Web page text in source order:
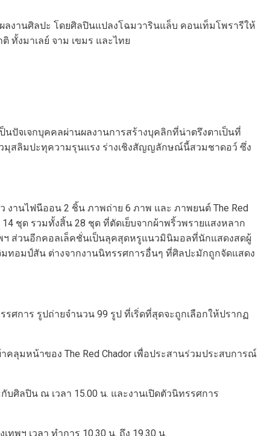
ลงานศิลปะ โดยศิลปินแปลงโฉมวารินแล็บ คอนเท็มโพรารีให้
ทั้งมาเลย์ จาม เขมร และไทย
ปัจเจกบุคคลผ่านผลงานการสร้างบุคลิกที่น่าตรึงตาเป็นที่
วมุสลิมปะทุความรุนแรง ร่างเชิงสัญญลักษณ์นี้สวมชาดอว์ ซึ่ง
งานไฟนีออน 2 ชิ้น ภาพถ่าย 6 ภาพ และ ภาพยนต์ The Red
ชุด รวมทั้งสิ้น 28 ชุด ที่ตัดเย็บจากผ้าพริ้วพรายแสงหลาก
ฯ ส่วนอีกคอลเล็คชั่นเป็นลุคสุดหรูแนวมินิมอลที่นักแสดงสดผู้
ทอมป์สัน ต่างจากงานนิทรรศการอื่นๆ ที่ศิลปะมักถูกจัดแสดง
ศการ รูปถ่ายจำนวน 99 รูป ที่เริ่ดที่สุดจะถูกเลือกให้ปรากฏ
คลุมหน้าของ The Red Chador เพื่อประสานร่วมประสบการณ์
บศิลปิน ณ เวลา 15.00 น. และงานเปิดตัวนิทรรศการ
พฯ เวลา ทําการ 10.30 น. ถึง 19.30 น.